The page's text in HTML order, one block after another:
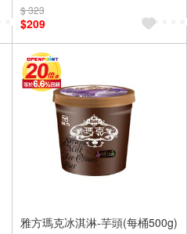
贈OPENPOINT
$ 323
$209
雅方瑪克冰淇淋-芋頭(每桶500g)